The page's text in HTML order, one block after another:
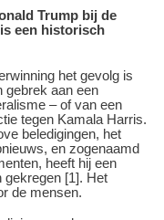
Trump bij de
een historisch
het gevolg is
gebrek aan een
– of van een
tegen Kamala Harris.
beledigingen, het
en zogenaamd
heeft hij een
gekregen [1]. Het
de mensen.